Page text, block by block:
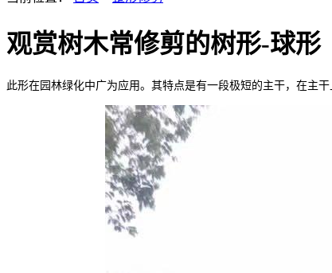
观赏树木常修剪的树形-球形
此形在园林绿化中广为应用。其特点是有一段极短的主干，在主